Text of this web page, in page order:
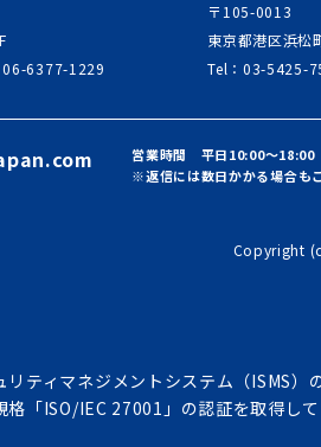
06-6377-1229
〒105-0013
東京都港区浜松
Tel：03-5425-
営業時間 平日10:00～18:00
※返信には数日かかる場合も
Copyright
リティマネジメントシステム（ISMS）
格「ISO/IEC 27001」の認証を取得して